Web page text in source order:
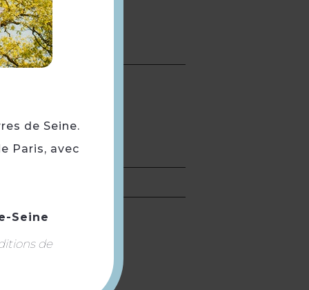
de Seine.
Paris, avec
Seine
de